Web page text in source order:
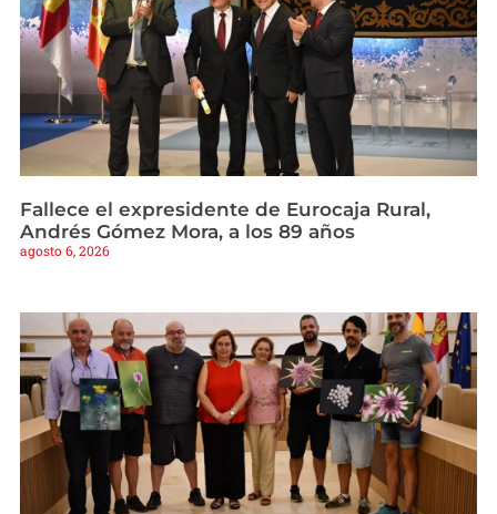
Fallece el expresidente de Eurocaja Rural,
Andrés Gómez Mora, a los 89 años
agosto 6, 2026